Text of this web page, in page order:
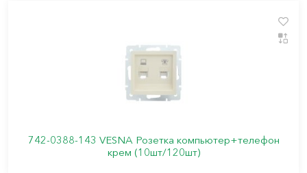
742-0388-143 VESNA Розетка компьютер+телефон
крем (10шт/120шт)